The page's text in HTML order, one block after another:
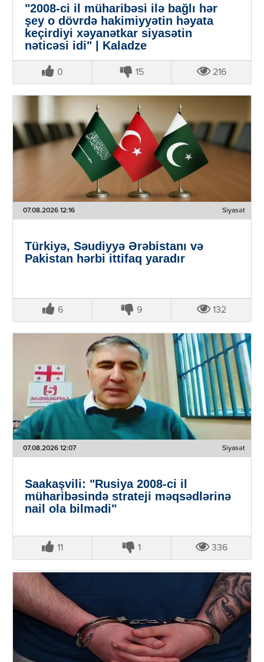
"2008-ci il müharibəsi ilə bağlı hər
şey o dövrdə hakimiyyətin həyata
keçirdiyi xəyanətkar siyasətin
nəticəsi idi" | Kaladze
0 15 216
07.08.2026 12:16 Siyasət
Türkiyə, Səudiyyə Ərəbistanı və
Pakistan hərbi ittifaq yaradır
6 9 132
07.08.2026 12:07 Siyasət
Saakaşvili: "Rusiya 2008-ci il
müharibəsində strateji məqsədlərinə
nail ola bilmədi"
11 1 336